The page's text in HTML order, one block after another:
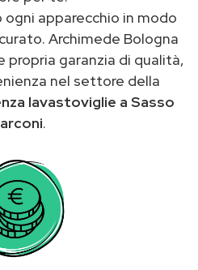
apparecchio in modo
Archimede Bologna
propria garanzia di qualità,
nel settore della
lavastoviglie a Sasso
.